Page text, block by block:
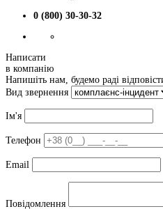
0 (800) 30-30-32
Написати
в компанію
Напишіть нам, будемо раді
Вид звернення
Ім'я
Телефон
Email
Повідомлення